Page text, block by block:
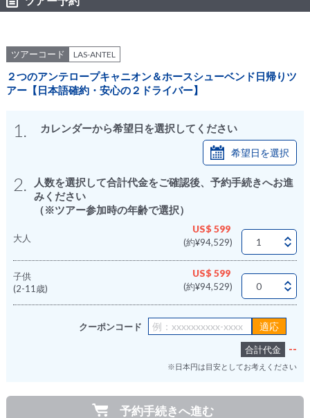
ツアーコード LAS-ANTEL
２つのアンテロープキャニオン＆ホースシューベンド日帰りツ
アー【日本語確約・安心の２ドライバー】
1. カレンダーから希望日を選択してください
希望日を選択
2.
人数を選択して合計代金をご確認後、予約手続きへお進
みください
（※ツアー参加時の年齢で選択）
大人
US$ 599
(約¥94,529)
子供
(2-11歳)
US$ 599
(約¥94,529)
クーポンコード
合計代金 --
※日本円は目安としてお考えください
予約手続きへ進む